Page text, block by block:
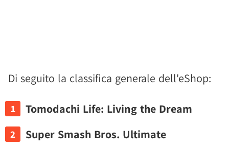
Di seguito la classifica generale dell'eShop:
Tomodachi Life: Living the Dream
Super Smash Bros. Ultimate